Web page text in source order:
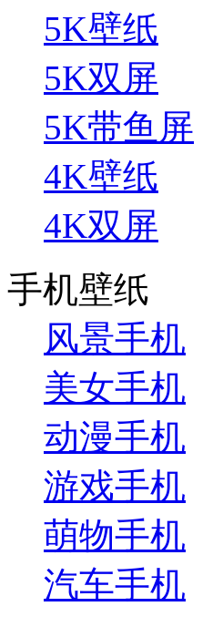
5K壁纸
5K双屏
5K带鱼屏
4K壁纸
4K双屏
手机壁纸
风景手机
美女手机
动漫手机
游戏手机
萌物手机
汽车手机